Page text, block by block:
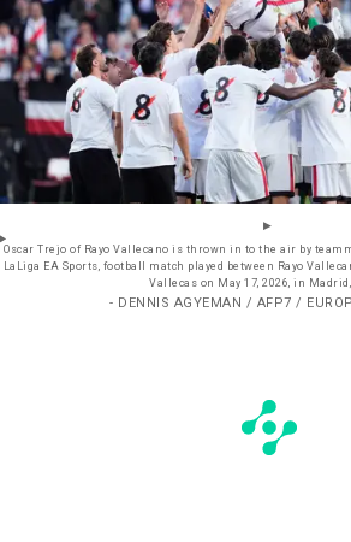
Oscar Trejo of Rayo Vallecano is thrown in to the air by
LaLiga EA Sports, football match played between Rayo
Vallecas on May 17, 2026, in
- DENNIS AGYEMAN / AFP7 /